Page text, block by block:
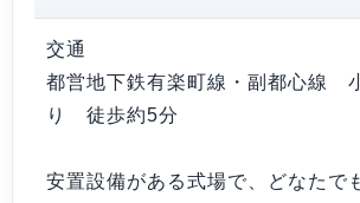
交通
都営地下鉄有楽町線・副都心線
り 徒歩約5分
安置設備がある式場で、どなたで